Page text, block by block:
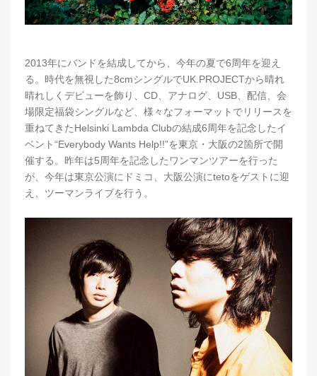
2013年にバンドを結成してから、今年の夏で6周年を迎え
る。時代を無視した8cmシングルでUK.PROJECTから晴れ
晴れしくデビューを飾り、CD、アナログ、USB、配信、会
場限定福袋シングルなど、様々なフォーマットでリリースを
重ねてきたHelsinki Lambda Clubの結成6周年を記念したイ
ベント“Everybody Wants Help!!”を東京・大阪の2箇所で開
催する。昨年は5周年を記念したワンマンツアーを行った
が、今年は東京公演にドミコ、大阪公演にtetoをゲストに迎
え、ツーマンライブを行う。